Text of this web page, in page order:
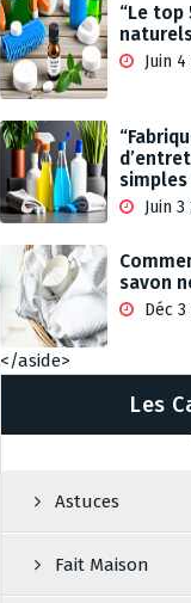
“Le top
Juin 4
Juin 3
savon
Déc 3
</aside>
Les
Astuces
Fait Maison